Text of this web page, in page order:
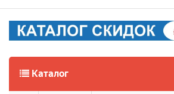
Каталог